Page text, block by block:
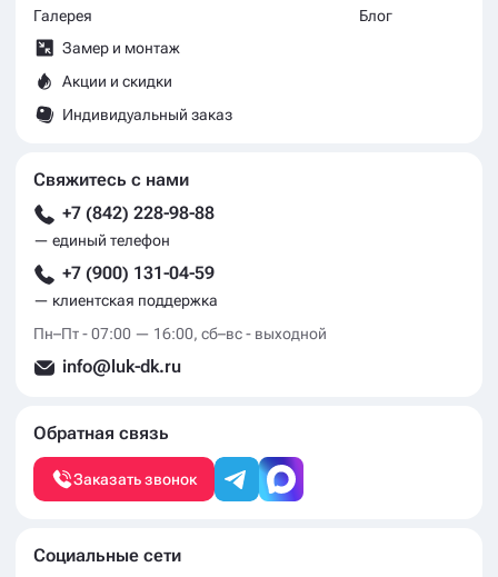
Галерея
Замер и монтаж
Акции и скидки
Индивидуальный заказ
Блог
Свяжитесь с нами
+7 (842) 228-98-88
— единый телефон
+7 (900) 131-04-59
— клиентская поддержка
Пн–Пт - 07:00 — 16:00, сб–вс - выходной
info@luk-dk.ru
Обратная связь
Заказать звонок
Социальные сети